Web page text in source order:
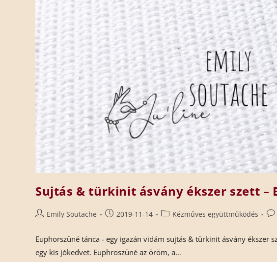
Sujtás & türkinit ásvány ékszer szett –
Emily Soutache 2019-11-14 Kézműves együttműködés
Euphorszüné tánca - egy igazán vidám sujtás & türkinit ásvány
egy kis jókedvet. Euphroszüné az öröm, a…